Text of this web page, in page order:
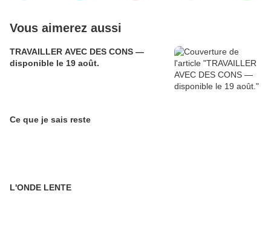
Vous aimerez aussi
TRAVAILLER AVEC DES CONS —
disponible le 19 août.
Ce que je sais reste
L'ONDE LENTE